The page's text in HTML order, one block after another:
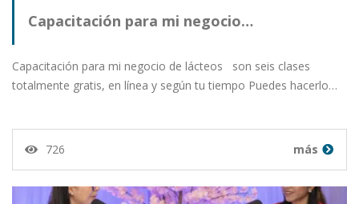
Capacitación para mi negocio…
Capacitación para mi negocio de lácteos son seis clases
totalmente gratis, en línea y según tu tiempo Puedes hacerlo…
726 más